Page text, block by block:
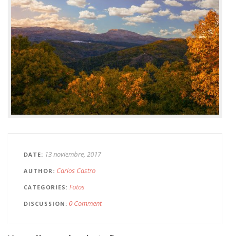
DATE 13 noviembre, 2017
AUTHOR Carlos Castro
CATEGORIES Fotos
DISCUSSION 0 Comment